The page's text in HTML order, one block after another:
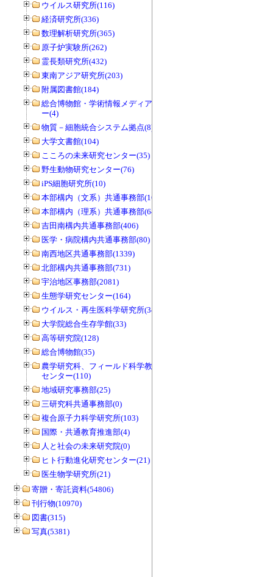
ウイルス研究所(116)
経済研究所(336)
数理解析研究所(365)
原子炉実験所(262)
霊長類研究所(432)
東南アジア研究所(203)
附属図書館(184)
総合博物館・学術情報メディアセンタ
ー(4)
物質－細胞統合システム拠点(8)
大学文書館(104)
こころの未来研究センター(35)
野生動物研究センター(76)
iPS細胞研究所(10)
本部構内（文系）共通事務部(165)
本部構内（理系）共通事務部(646)
吉田南構内共通事務部(406)
医学・病院構内共通事務部(80)
南西地区共通事務部(1339)
北部構内共通事務部(731)
宇治地区事務部(2081)
生態学研究センター(164)
ウイルス・再生医科学研究所(34)
大学院総合生存学館(33)
高等研究院(128)
総合博物館(35)
農学研究科、フィールド科学教育研究
センター(110)
地域研究事務部(25)
三研究科共通事務部(0)
複合原子力科学研究所(103)
国際・共通教育推進部(4)
人と社会の未来研究院(0)
ヒト行動進化研究センター(21)
医生物学研究所(21)
寄贈・寄託資料(54806)
刊行物(10970)
図書(315)
写真(5381)